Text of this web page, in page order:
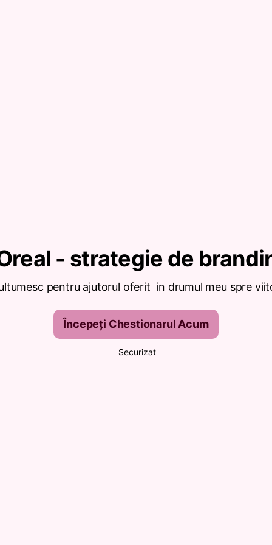
- strategie de
pentru ajutorul oferit in drumul meu spre
Începeți Chestionarul Acum
Securizat